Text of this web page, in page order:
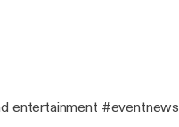
entertainment #eventnews